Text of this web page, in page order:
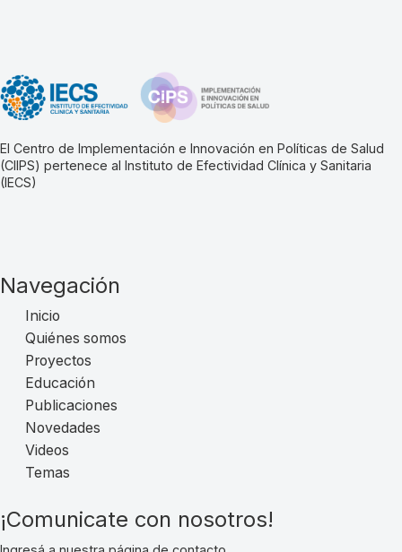
El Centro de Implementación e Innovación en Políticas de Salud
(CIIPS) pertenece al Instituto de Efectividad Clínica y Sanitaria
(IECS)
Navegación
Inicio
Quiénes somos
Proyectos
Educación
Publicaciones
Novedades
Videos
Temas
¡Comunicate con nosotros!